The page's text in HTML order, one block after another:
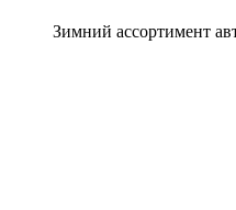
Зимний ассортимент